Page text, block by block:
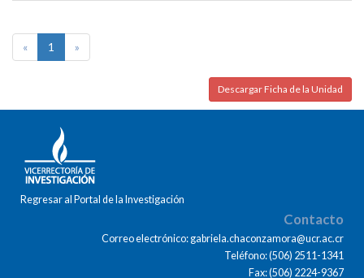
« 1 »
Descargar Ficha de la Unidad
Regresar al Portal de la Investigación
Contacto
Correo electrónico: gabriela.chaconzamora@ucr.ac.cr
Teléfono: (506) 2511-1341
Fax: (506) 2224-9367